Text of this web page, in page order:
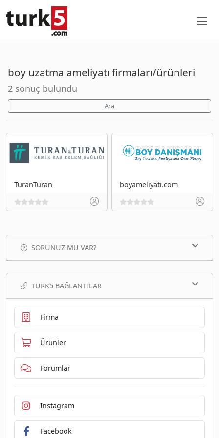
boy uzatma ameliyatı firmaları/ürünleri
2 sonuç bulundu
Ara
TuranTuran boyameliyati.com
SORUNUZ MU VAR?
TURK5 BAĞLANTILAR
Firma
Ürünler
Forumlar
Instagram
Facebook